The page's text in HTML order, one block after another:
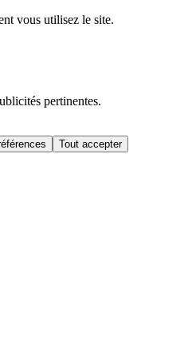
vous utilisez le site.
pertinentes.
Tout accepter